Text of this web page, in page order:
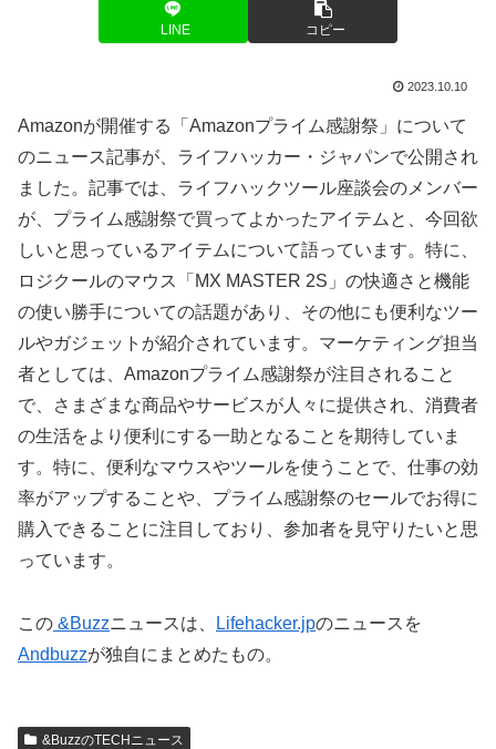
LINE コピー
2023.10.10
Amazonが開催する「Amazonプライム感謝祭」について
のニュース記事が、ライフハッカー・ジャパンで公開され
ました。記事では、ライフハックツール座談会のメンバー
が、プライム感謝祭で買ってよかったアイテムと、今回欲
しいと思っているアイテムについて語っています。特に、
ロジクールのマウス「MX MASTER 2S」の快適さと機能
の使い勝手についての話題があり、その他にも便利なツー
ルやガジェットが紹介されています。マーケティング担当
者としては、Amazonプライム感謝祭が注目されること
で、さまざまな商品やサービスが人々に提供され、消費者
の生活をより便利にする一助となることを期待していま
す。特に、便利なマウスやツールを使うことで、仕事の効
率がアップすることや、プライム感謝祭のセールでお得に
購入できることに注目しており、参加者を見守りたいと思
っています。
この &Buzzニュースは、 Lifehacker.jpのニュースを
Andbuzzが独自にまとめたもの。
&BuzzのTECHニュース